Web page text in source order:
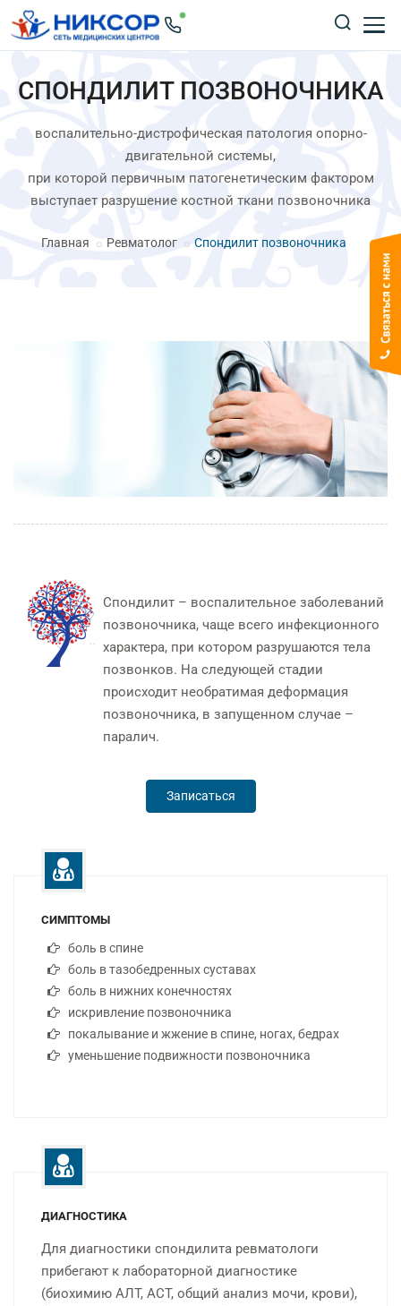
СПОНДИЛИТ ПОЗВОНОЧНИКА
воспалительно-дистрофическая патология опорно-
двигательной системы,
при которой первичным патогенетическим фактором
выступает разрушение костной ткани позвоночника
Главная Ревматолог Спондилит позвоночника
Спондилит – воспалительное заболеваний
позвоночника, чаще всего инфекционного
характера, при котором разрушаются тела
позвонков. На следующей стадии
происходит необратимая деформация
позвоночника, в запущенном случае –
паралич.
Записаться
СИМПТОМЫ
боль в спине
боль в тазобедренных суставах
боль в нижних конечностях
искривление позвоночника
покалывание и жжение в спине, ногах, бедрах
уменьшение подвижности позвоночника
ДИАГНОСТИКА
Для диагностики спондилита ревматологи
прибегают к лабораторной диагностике
(биохимию АЛТ, АСТ, общий анализ мочи, крови),